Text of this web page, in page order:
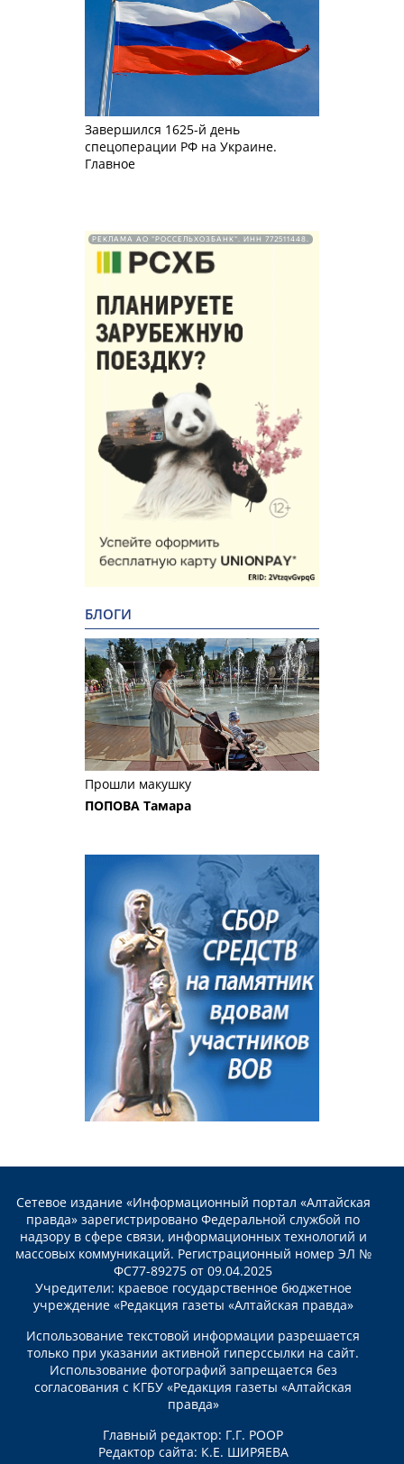
Завершился 1625-й день
спецоперации РФ на Украине.
Главное
РЕКЛАМА АО "РОССЕЛЬХОЗБАНК". ИНН 772511448.
БЛОГИ
Прошли макушку
ПОПОВА Тамара
Сетевое издание «Информационный портал «Алтайская
правда» зарегистрировано Федеральной службой по
надзору в сфере связи, информационных технологий и
массовых коммуникаций. Регистрационный номер ЭЛ №
ФС77-89275 от 09.04.2025
Учредители: краевое государственное бюджетное
учреждение «Редакция газеты «Алтайская правда»
Использование текстовой информации разрешается
только при указании активной гиперссылки на сайт.
Использование фотографий запрещается без
согласования с КГБУ «Редакция газеты «Алтайская
правда»
Главный редактор: Г.Г. РООР
Редактор сайта: К.Е. ШИРЯЕВА